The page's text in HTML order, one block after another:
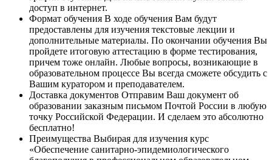
доступ в интернет.
Формат обучения В ходе обучения Вам будут
предоставлены для изучения текстовые лекции и
дополнительные материалы. По окончании обучения Вы
пройдете итоговую аттестацию в форме тестирования,
причем тоже онлайн. Любые вопросы, возникающие в
образовательном процессе Вы всегда сможете обсудить с
Вашим куратором и преподавателем.
Доставка документов Отправим Ваш документ об
образовании заказным письмом Почтой России в любую
точку Российской Федерации. И сделаем это абсолютно
бесплатно!
Преимущества Выбирая для изучения курс
«Обеспечение санитарно-эпидемиологического